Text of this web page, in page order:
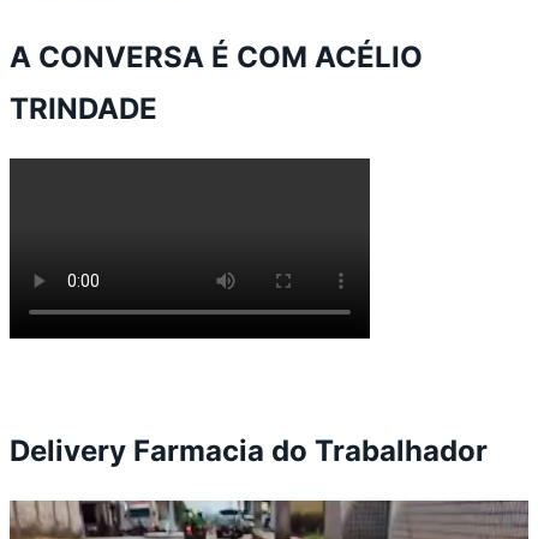
A CONVERSA É COM ACÉLIO
TRINDADE
Delivery Farmacia do Trabalhador